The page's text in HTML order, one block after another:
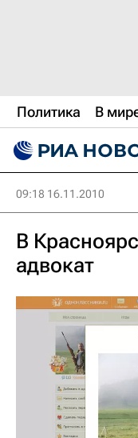
Политика В
09:18 16.11.2010
В
адвокат